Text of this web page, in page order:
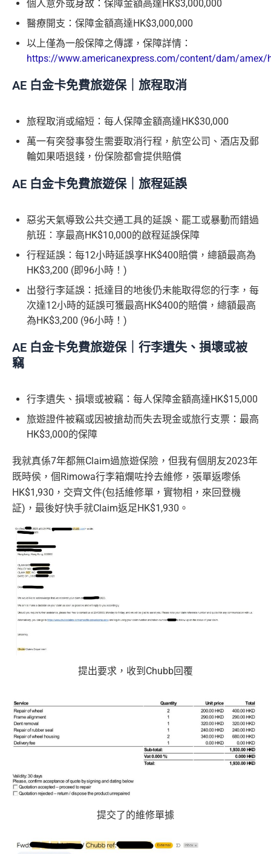
76
萬
積
分
賬
首6個月內累積簽賬滿HK$6萬有32萬積分
15至17個月期間，進行一次任何金額的合資格
HK$60,000再有額外
12萬積分 申請連結
88
賞
#
金#❗️（由里先生派出🎯38新會員+成功批卡50額
以上加總，迎新有760,000 AE積分(相等於42,222里數)+H
K$50簽賬回贈，獎賞由AE直接存入。同埋有
員之基本卡的美國運通積分計劃戶口內。
新客戶立即申請：MrMiles.hk/ae-charge-
application/
現有客戶立即申請： MrMiles.hk/ae-charg
e-apply/
（記得揀返想要嘅迎新連結申請，一經申請無得更改。如
etting再申請：MrMiles.hk/adblock/）
# 每1里賞金 ≈ HK$1，可兌換FPS轉數快回贈！詳情MrMi
les.hk/mmcredit ✅
HK$9,500年費已經包晒AE Explorer 年費
可以無限次入全球AE Lounge(The Centurion Lounge)
及免費帶多1個同伴入，除香港機場外其他The Centuri
全年全家旅遊保險！
免費申請2張附屬卡
送1張無限次入全球airport VIP lounge既Priority Pass
俾你，最新Policy仲打以拎嚟帶多1個guest入
Amex Platinum Travel Service -
(FHR)識玩又夠運嘅住品牌酒店平過官網不但止仲有
s
可以轉積分為多個飛行里數或酒店積分計劃，包括Asi
AE緊急家居及汽車支援服務
酒店Elite會籍，Hilton金卡入住送早餐
美心美膳會2-3人星期一至四食有六折
睇戲折扣
一送一或其他日子享有8折優惠
AE購物保障：延長一年保障
AE白金卡香港足球會HKFC禮遇
個人意外或身故：保障金額高達HK$3,000,000
醫療開支：保障金額高達HK$3,000,000
以上僅為一般保障之傳譯，保障詳情：
https://www.americanexpress.com/content/dam/amex/
AE 白金卡免費旅遊保｜旅程取消
旅程取消或縮短：每人保障金額高達HK$30,000
萬一有突發事發生需要取消行程，航空公司、酒店及郵
輪如果唔退錢，份保險都會提供賠償
AE 白金卡免費旅遊保｜旅程延誤
惡劣天氣導致公共交通工具的延誤、罷工或暴動而錯過
航班：享最高HK$10,000的啟程延誤保障
行程延誤：每12小時延誤享HK$400賠償，總額最高為
HK$3,200 (即96小時！)
出發行李延誤：抵達目的地後仍未能取得您的行李，每
次達12小時的延誤可獲最高HK$400的賠償，總額最高
為HK$3,200 (96小時！)
AE 白金卡免費旅遊保｜行李遺失、損壞或被
竊
行李遺失、損壞或被竊：每人保障金額高達HK$15,000
旅遊證件被竊或因被搶劫而失去現金或旅行支票：最高
HK$3,000的保障
我就真係7年都無Claim過旅遊保險，但我有個朋友2023年
既時侯，個Rimowa行李箱爛咗拎去維修，張單返嚟係
HK$1,930，交齊文件(包括維修單，實物相，來回登機
証)，最後好快手就Claim返足HK$1,930。
提出要求，收到Chubb回覆
提交了的維修單據